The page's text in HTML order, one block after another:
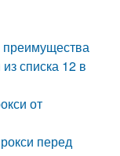
преимущества
списка 12 в
от
перед